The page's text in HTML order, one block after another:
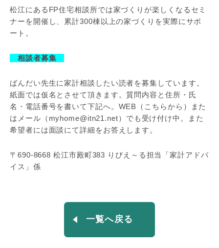
松江にあるFP住宅相談所では家づくりが楽しくなるセミ
ナーを開催し、累計300棟以上の家づくりを実際にサポ
ート。
相談者募集
ばんだい先生に家計相談したい読者を募集しています。
紙面では仮名とさせて頂きます。質問内容と住所・氏
名・電話番号を書いて下記へ。WEB（こちらから）また
はメール（myhome@itn21.net）でも受け付け中。また
希望者には面談にて詳細をお答えします。
〒690-8668 松江市殿町383 りびえ～る担当「家計アドバ
イス」係
一覧へ戻る